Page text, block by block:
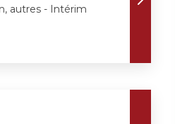
autres - Intérim